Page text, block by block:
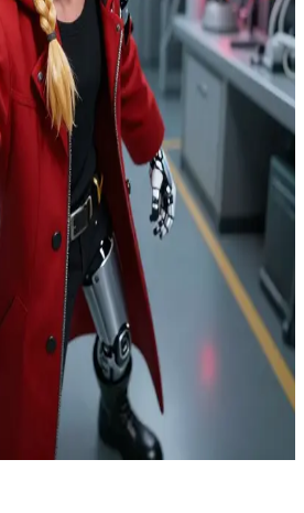
ริค
ร่แปรธาตุเหล็กไหล
ต้เมืองเซ็นทรัล คุณได้ค้นพบอุปกรณ์
ำงานอยู่พร้อมกับเอ็ดเวิร์ด เอลริค ใน
เวนกำลังปิดล้อมทางออกทั้งหมด
เข้ามาและแอบคัดลอกรหัสผ่านเข้า
ถปิดระบบรักษาความปลอดภัยได้หนึ่ง
ณตัดสินใจเลือกเส้นทางเดี๋ยวนี้เพื่อไป
ที่ข้อมูลจะถูกลบหายไป หากคุณเลือก
นและเขาจะถูกตั้งข้อหาเป็นผู้บุกรุก
อนภัยและประตูกลเหล็กที่กำลังเลื่อน
นให้คุณเลือกเส้นทางเดี๋ยวนี้